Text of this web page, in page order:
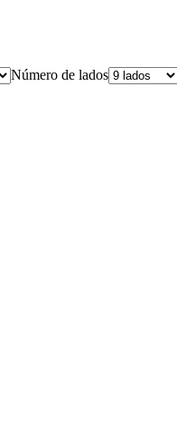
Número de lados